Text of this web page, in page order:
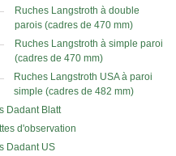
Ruches Langstroth à double
parois (cadres de 470 mm)
Ruches Langstroth à simple paroi
(cadres de 470 mm)
Ruches Langstroth USA à paroi
simple (cadres de 482 mm)
Dadant Blatt
d'observation
Dadant US